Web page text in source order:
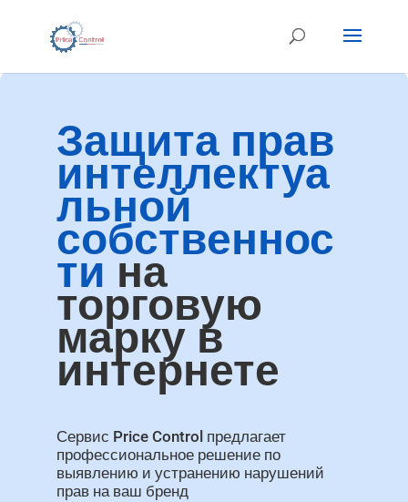
Защита прав
интеллектуа
льной
собственнос
ти на
торговую
марку в
интернете
Сервис Price Control предлагает
профессиональное решение по
выявлению и устранению нарушений
прав на ваш бренд